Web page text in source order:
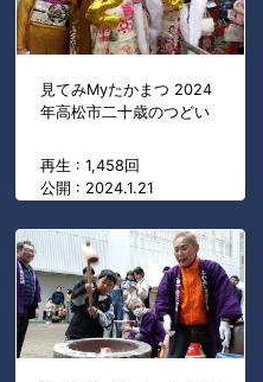
見てみMyたかまつ 2024
年高松市二十歳のつどい
再生 : 1,458回
公開 : 2024.1.21